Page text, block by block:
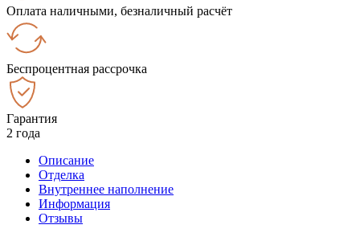
Оплата наличными, безналичный расчёт
Беспроцентная рассрочка
Гарантия
2 года
Описание
Отделка
Внутреннее наполнение
Информация
Отзывы